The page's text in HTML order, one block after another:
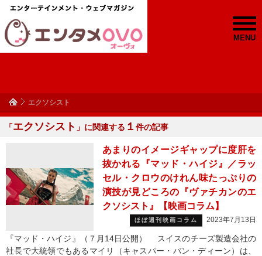
MENU
エクソシスト
「エクソシスト 」に関連する １ 件の記事
あまりのイメージギャップに度肝を
抜かれる『マッド・ハイジ』／ラッ
セル・クロウのけれん味たっぷりの
演技が見どころの『ヴァチカンのエ
クソシスト』【映画コラム】
ほぼ週刊映画コラム 2023年7月13日
『マッド・ハイジ』（７月14日公開） スイスのチーズ製造会社の
社長で大統領でもあるマイリ（キャスパー・バン・ディーン）は、